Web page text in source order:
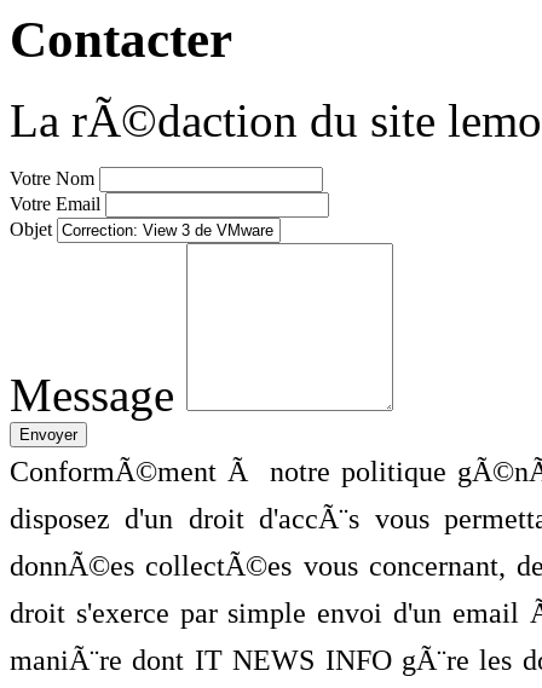
Contacter
La rÃ©daction du site
Votre Nom
Votre Email
Objet
Message
ConformÃ©ment Ã notre politique
disposez d'un droit d'accÃ¨s vous
donnÃ©es collectÃ©es vous concernant,
droit s'exerce par simple envoi d'un
maniÃ¨re dont IT NEWS INFO gÃ¨re les